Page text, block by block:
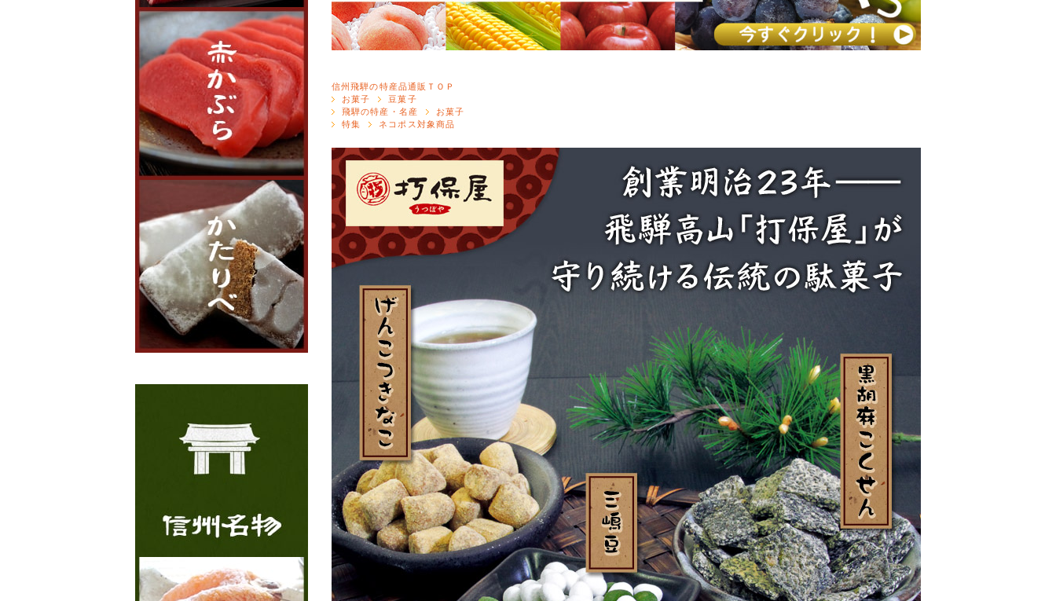
信州飛騨の特産品通販ＴＯＰ
お菓子
豆菓子
飛騨の特産・名産
お菓子
特集
ネコポス対象商品